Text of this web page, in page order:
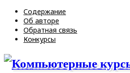
Содержание
Об авторе
Обратная связь
Конкурсы